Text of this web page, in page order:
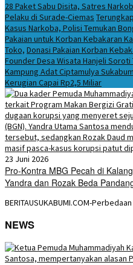
28 Paket Sabu Disita, Satres
Pelaku di Surade-Ciemas
Kasus Narkoba, Polisi Temukan
Pakaian untuk Korban Kebakaran
Toko, Donasi Pakaian Korban
Founder Desa Wisata Hanjeli Soroti
Kampung Adat Ciptamulya
Kerugian Capai Rp2,5 Miliar
23 Juni 2026
Pro-Kontra MBG Pecah di
Yandra dan Rozak Beda
BERITAUSUKABUMI.COM-
NEWS